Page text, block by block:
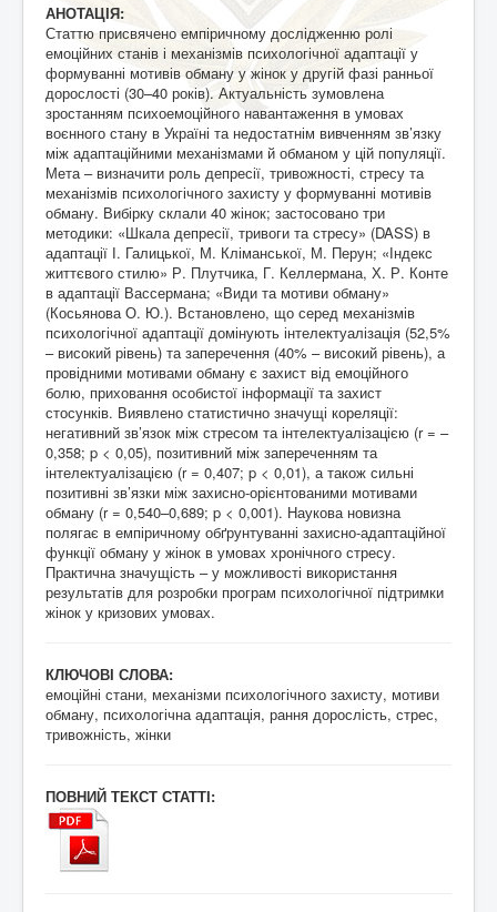
АНОТАЦІЯ:
Статтю присвячено емпіричному дослідженню ролі
емоційних станів і механізмів психологічної адаптації у
формуванні мотивів обману у жінок у другій фазі ранньої
дорослості (30–40 років). Актуальність зумовлена
зростанням психоемоційного навантаження в умовах
воєнного стану в Україні та недостатнім вивченням зв’язку
між адаптаційними механізмами й обманом у цій популяції.
Мета – визначити роль депресії, тривожності, стресу та
механізмів психологічного захисту у формуванні мотивів
обману. Вибірку склали 40 жінок; застосовано три
методики: «Шкала депресії, тривоги та стресу» (DASS) в
адаптації І. Галицької, М. Кліманської, М. Перун; «Індекс
життєвого стилю» Р. Плутчика, Г. Келлермана, Х. Р. Конте
в адаптації Вассермана; «Види та мотиви обману»
(Косьянова О. Ю.). Встановлено, що серед механізмів
психологічної адаптації домінують інтелектуалізація (52,5%
– високий рівень) та заперечення (40% – високий рівень), а
провідними мотивами обману є захист від емоційного
болю, приховання особистої інформації та захист
стосунків. Виявлено статистично значущі кореляції:
негативний зв’язок між стресом та інтелектуалізацією (r = –
0,358; p < 0,05), позитивний між запереченням та
інтелектуалізацією (r = 0,407; p < 0,01), а також сильні
позитивні зв’язки між захисно-орієнтованими мотивами
обману (r = 0,540–0,689; p < 0,001). Наукова новизна
полягає в емпіричному обґрунтуванні захисно-адаптаційної
функції обману у жінок в умовах хронічного стресу.
Практична значущість – у можливості використання
результатів для розробки програм психологічної підтримки
жінок у кризових умовах.
КЛЮЧОВІ СЛОВА:
емоційні стани, механізми психологічного захисту, мотиви
обману, психологічна адаптація, рання дорослість, стрес,
тривожність, жінки
ПОВНИЙ ТЕКСТ СТАТТІ: